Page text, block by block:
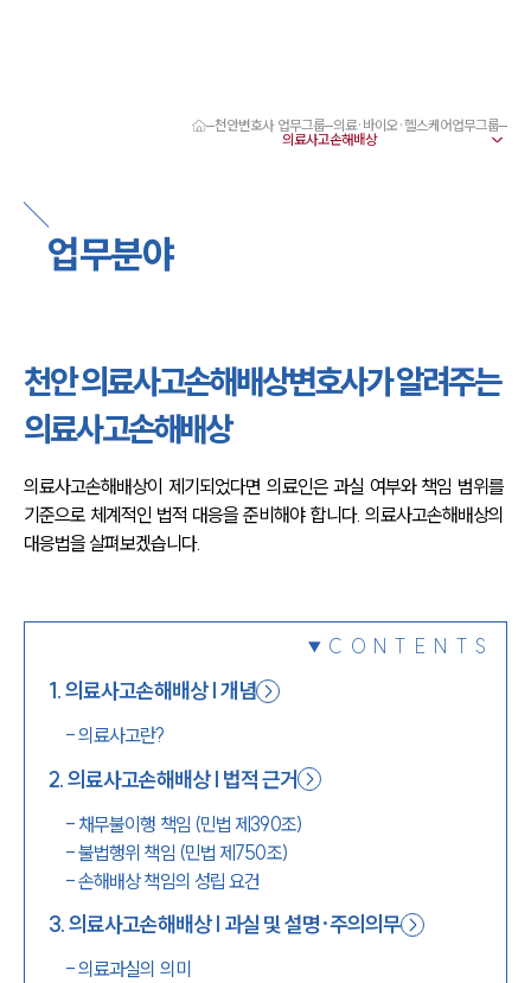
천안형사전문변호사
천안이혼전문변호사
천안학교폭력변호사
천안 분사무소 오시는 길
천안변호사상담 상담접수
채용정보
천안변호사 업무그룹 의료·바이오·헬스케어업무그룹
업무분야
천안 의료사고손해배상변호사가 알려주는
의료사고손해배상
의료사고손해배상이 제기되었다면 의료인은 과실 여부와 책임 범위를
기준으로 체계적인 법적 대응을 준비해야 합니다. 의료사고손해배상의
대응법을 살펴보겠습니다.
CONTENTS
1.의료사고손해배상 | 개념
-의료사고란?
2.의료사고손해배상 | 법적 근거
- 채무불이행 책임 (민법 제390조)
-불법행위 책임 (민법 제750조)
-손해배상 책임의 성립 요건
3.의료사고손해배상 | 과실 및 설명·주의의무
-의료과실의 의미